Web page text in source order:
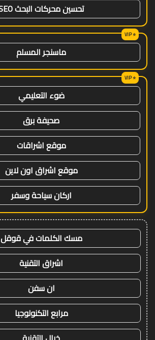
تحسين محركات البحث SEO
ماسنجر المسلم
ضوء التعليمي
صحيفة برق
موقع اشراقات
موقع اشراق اون لاين
اركان سياحة وسفر
مسك الكلمات في قوقل
اشراق التقنية
ان سفن
مرابع التكنولوجيا